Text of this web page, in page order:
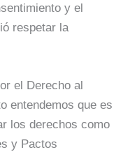
y el
respetar la
el Derecho al
entendemos que es
los derechos como
y Pactos